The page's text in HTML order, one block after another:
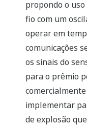
propondo o
fio com um
operar em
comunicações
os sinais do
para o prêmio
implementar
de explosão